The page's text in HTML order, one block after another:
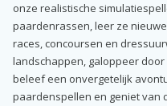
onze realistische
paardenrassen, leer ze
races, concoursen en
landschappen, galoppeer
beleef een onvergetelijk
paardenspellen en geniet van